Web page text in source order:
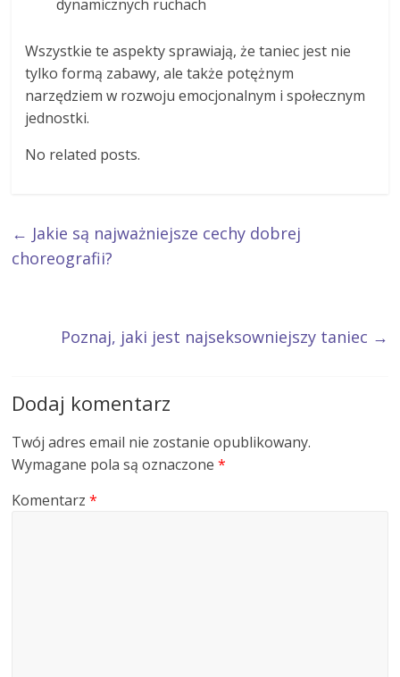
dynamicznych ruchach
Wszystkie te aspekty sprawiają, że taniec jest nie
tylko formą zabawy, ale także potężnym
narzędziem w rozwoju emocjonalnym i społecznym
jednostki.
No related posts.
← Jakie są najważniejsze cechy dobrej
choreografii?
Poznaj, jaki jest najseksowniejszy taniec →
Dodaj komentarz
Twój adres email nie zostanie opublikowany.
Wymagane pola są oznaczone*
Komentarz*